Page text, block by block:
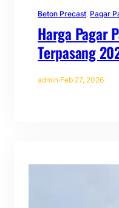
Beton Precast, Pagar
Harga Pagar
Terpasang
admin·Feb 27, 2026